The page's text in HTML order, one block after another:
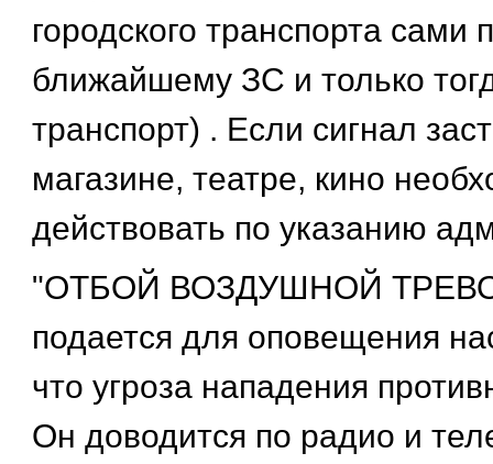
городского транспорта сами
ближайшему ЗС и только
транспорт) . Если сигнал
магазине, театре, кино
действовать по указанию
"ОТБОЙ ВОЗДУШНОЙ
подается для оповещения
что угроза нападения
Он доводится по радио и